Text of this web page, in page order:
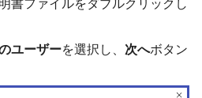
書ファイルをダブルクリックし
ユーザーを選択し、 次へボタン